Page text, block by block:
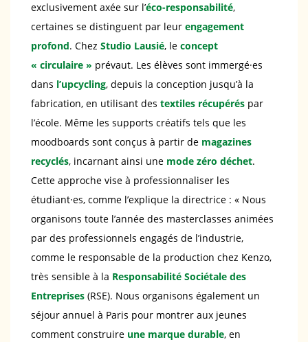
exclusivement axée sur l’éco-responsabilité,
certaines se distinguent par leur engagement
profond. Chez Studio Lausié, le concept
« circulaire » prévaut. Les élèves sont immergé·es
dans l’upcycling, depuis la conception jusqu’à la
fabrication, en utilisant des textiles récupérés par
l’école. Même les supports créatifs tels que les
moodboards sont conçus à partir de magazines
recyclés, incarnant ainsi une mode zéro déchet.
Cette approche vise à professionnaliser les
étudiant·es, comme l’explique la directrice : « Nous
organisons toute l’année des masterclasses animées
par des professionnels engagés de l’industrie,
comme le responsable de la production chez Kenzo,
très sensible à la Responsabilité Sociétale des
Entreprises (RSE). Nous organisons également un
séjour annuel à Paris pour montrer aux jeunes
comment construire une marque durable, en